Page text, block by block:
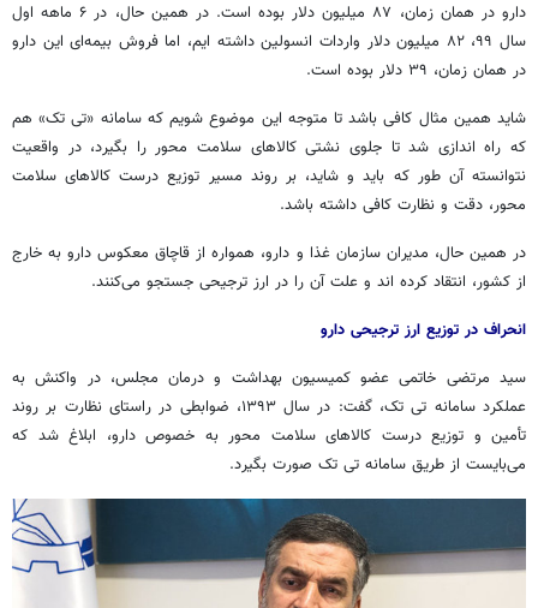
دارو در همان زمان، ۸۷ میلیون دلار بوده است. در همین حال، در ۶ ماهه اول
سال ۹۹، ۸۲ میلیون دلار واردات انسولین داشته
ایم، اما فروش بیمه‌ای این دارو
در همان زمان، ۳۹ دلار بوده است.
شاید همین مثال کافی باشد تا متوجه این موضوع شویم که سامانه «تیتک» هم
که راه اندازی شد تا جلوی نشتی کالاهای سلامت محور را بگیرد، در واقعیت
نتوانسته آن طور که باید و شاید، بر روند مسیر توزیع درست کالاهای سلامت
محور، دقت و نظارت کافی داشته باشد.
در همین حال، مدیران سازمان غذا و دارو، همواره از قاچاق معکوس دارو به خارج
از کشور، انتقاد کرده اند و علت آن را در ارز ترجیحی جستجو می‌کنند.
انحراف در توزیع ارز ترجیحی دارو
سید مرتضی خاتمی عضو کمیسیون بهداشت و درمان مجلس، در واکنش به
عملکرد سامانه تی
تک، گفت: در سال ۱۳۹۳، ضوابطی در راستای نظارت بر روند
تأمین و توزیع درست کالاهای سلامت محور به خصوص دارو، ابلاغ شد که
می‌بایست از طریق سامانه تی تک صورت بگیرد.